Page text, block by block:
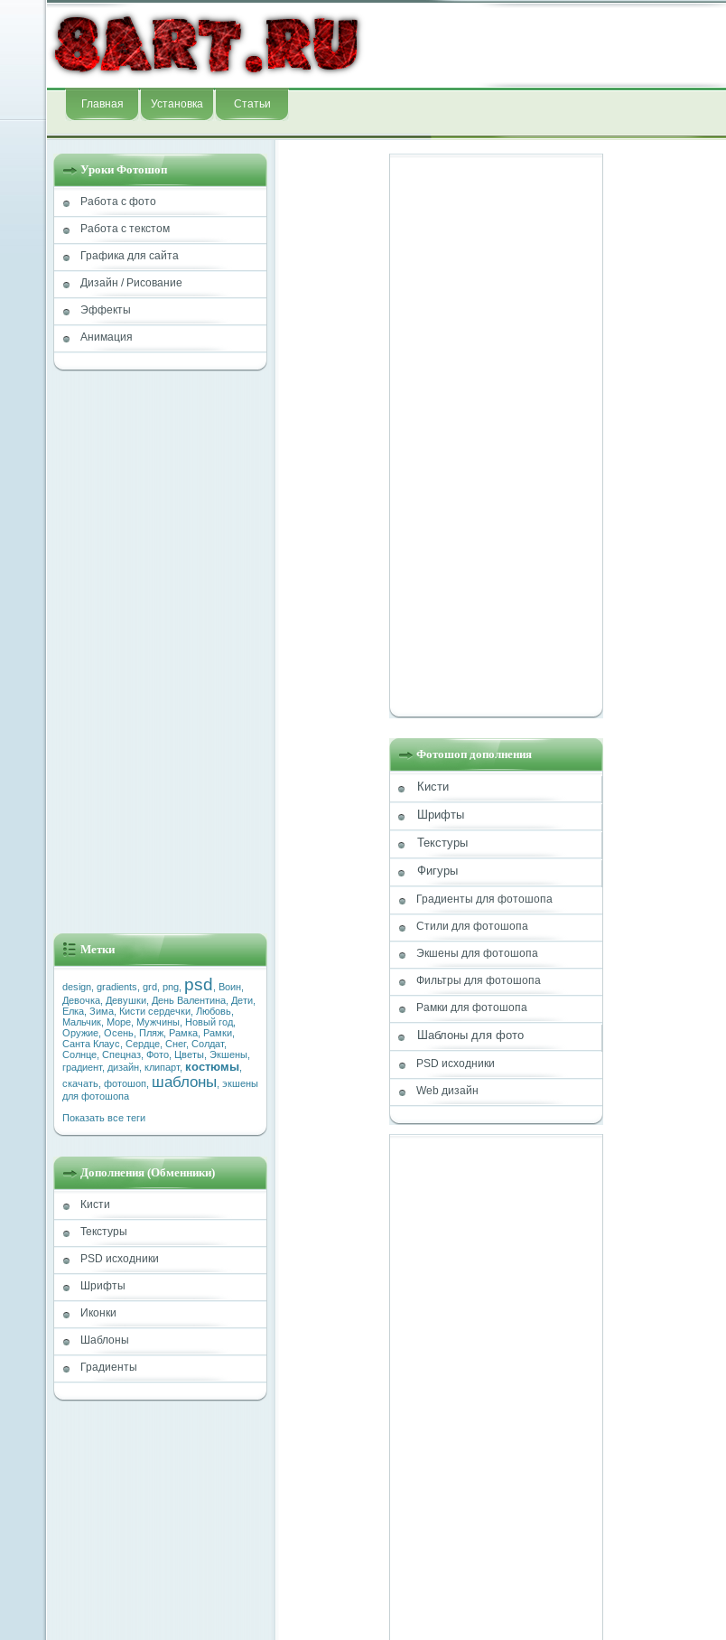
Главная Установка Статьи
Уроки Фотошоп
Работа с фото
Работа с текстом
Графика для сайта
Дизайн / Рисование
Эффекты
Анимация
Метки
design gradients grd png psd Воин
Девочка Девушки День Валентина Дети
Елка Зима Кисти сердечки Любовь
Мальчик Море Мужчины Новый год
Оружие Осень Пляж Рамка Рамки
Санта Клаус Сердце Снег, Солдат,
Солнце Спецназ Фото Цветы Экшены
градиент, дизайн клипарт, костюмы
скачать фотошоп шаблоны экшены
для фотошопа
Показать все теги
Дополнения (Обменники)
Кисти
Текстуры
PSD исходники
Шрифты
Иконки
Шаблоны
Градиенты
Фотошоп дополнения
Кисти
Шрифты
Текстуры
Фигуры
Градиенты для фотошопа
Стили для фотошопа
Экшены для фотошопа
Фильтры для фотошопа
Рамки для фотошопа
Шаблоны для фото
PSD исходники
Web дизайн